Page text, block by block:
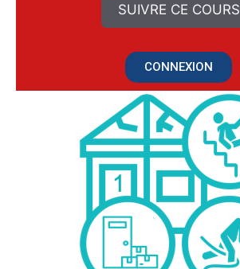
SUIVRE CE COURS
CONNEXION